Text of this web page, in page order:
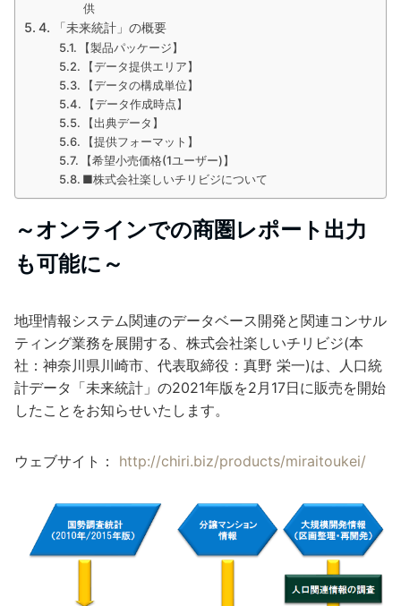
供
4. 「未来統計」の概要
【製品パッケージ】
【データ提供エリア】
【データの構成単位】
【データ作成時点】
【出典データ】
【提供フォーマット】
【希望小売価格(1ユーザー)】
■株式会社楽しいチリビジについて
～オンラインでの商圏レポート出力
も可能に～
地理情報システム関連のデータベース開発と関連コンサル
ティング業務を展開する、株式会社楽しいチリビジ(本
社：神奈川県川崎市、代表取締役：真野 栄一)は、人口統
計データ「未来統計」の2021年版を2月17日に販売を開始
したことをお知らせいたします。
ウェブサイト： http://chiri.biz/products/miraitoukei/